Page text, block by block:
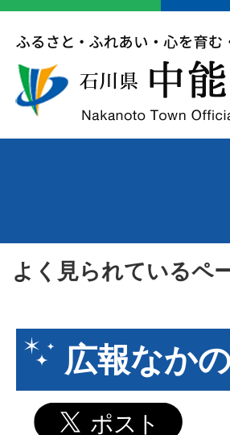
よく見られているペ
広報なか